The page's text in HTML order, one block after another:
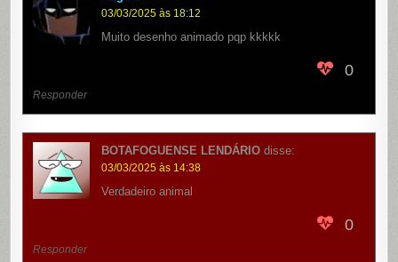
03/03/2025 às 18:12
Muito desenho animado pqp kkkkk
0
Responder
BOTAFOGUENSE LENDÁRIO disse:
03/03/2025 às 14:38
Verdadeiro animal
0
Responder